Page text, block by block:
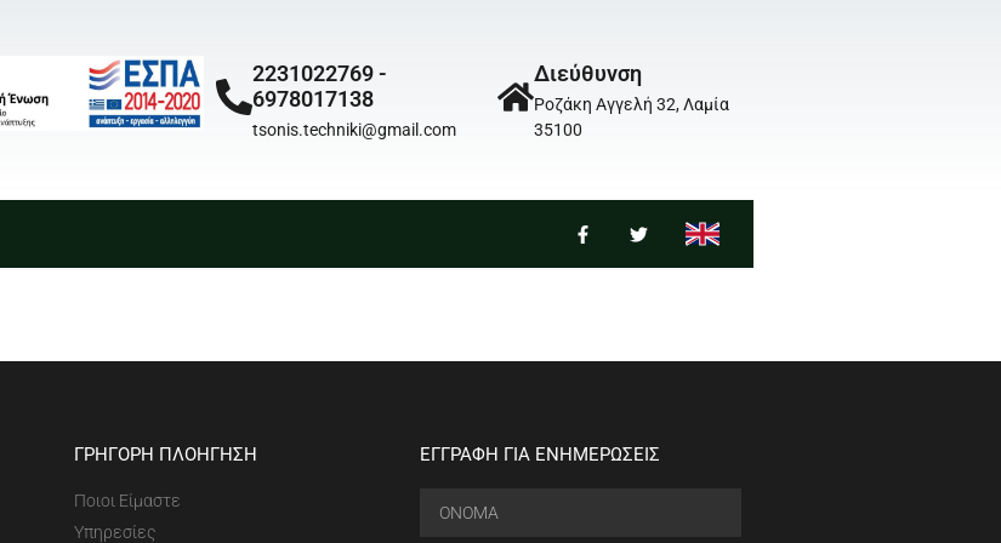
2231022769 -
6978017138
tsonis.techniki@gmail.com
Διεύθυνση
Ροζάκη Αγγελή 32, Λαμία
35100
ΓΡΗΓΟΡΗ ΠΛΟΗΓΗΣΗ
Ποιοι Είμαστε
Υπηρεσίες
ΕΓΓΡΑΦΗ ΓΙΑ ΕΝΗΜΕΡΩΣΕΙΣ